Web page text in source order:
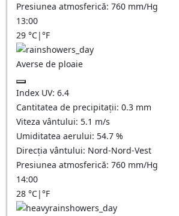
Presiunea atmosferică: 760 mm/Hg
13:00
29 °C|°F
Averse de ploaie
Index UV: 6.4
Cantitatea de precipitații: 0.3 mm
Viteza vântului: 5.1 m/s
Umiditatea aerului: 54.7 %
Direcția vântului: Nord-Nord-Vest
Presiunea atmosferică: 760 mm/Hg
14:00
28 °C|°F